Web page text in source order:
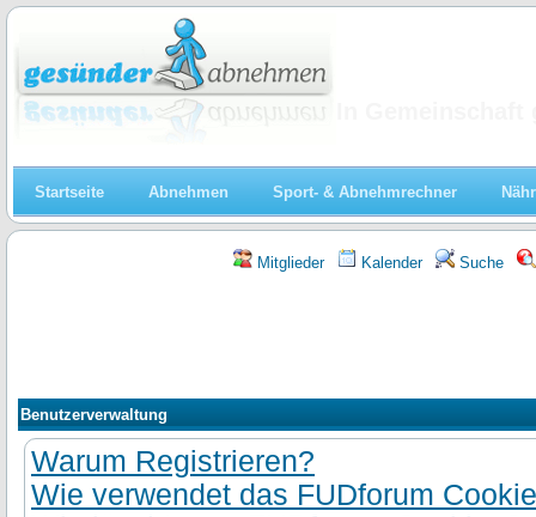
Startseite Abnehmen Sport- & Abnehmrechner
Mitglieder Kalender Suche
Benutzerverwaltung
Warum Registrieren?
Wie verwendet das FUDforum